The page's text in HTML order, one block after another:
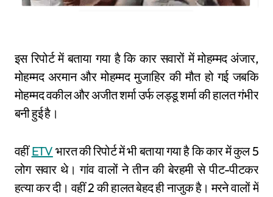
इस रिपोर्ट में बताया गया है कि कार सवारों में मोहम्मद अंजार,
मोहम्मद अरमान और मोहम्मद मुजाहिर की मौत हो गई जबकि
मोहम्मद वकील और अजीत शर्मा उर्फ लड्डू शर्मा की हालत गंभीर
बनी हुई है।
वहींETV भारत की रिपोर्ट में भी बताया गया है कि कार में कुल 5
लोग सवार थे। गांव वालों ने तीन की बेरहमी से पीट-पीटकर
हत्या कर दी। वहीं 2 की हालत बेहद ही नाजुक है। मरने वालों में